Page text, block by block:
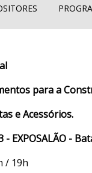
para a
e Acessórios.
EXPOSALÃO -
/ 19h